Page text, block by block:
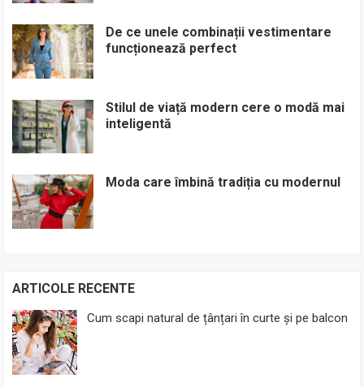
De ce unele combinații vestimentare
funcționează perfect
Stilul de viață modern cere o modă mai
inteligentă
Moda care îmbină tradiția cu modernul
ARTICOLE RECENTE
Cum scapi natural de țânțari în curte și pe balcon